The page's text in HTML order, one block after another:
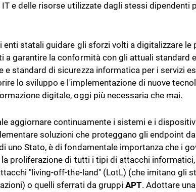
e delle risorse utilizzate dagli stessi dipendenti
enti statali guidare gli sforzi volti a digitalizzare
a garantire la conformità con gli attuali standard
e standard di sicurezza informatica per i servizi
lo sviluppo e l'implementazione di nuove
digitale, oggi più necessaria che mai.
aggiornare continuamente i sistemi e i
soluzioni che proteggano gli endpoint
uno Stato, è di fondamentale importanza che i
proliferazione di tutti i tipi di attacchi
"living-off-the-land" (LotL) (che imitano gli
o quelli sferrati da gruppi APT. Adottare